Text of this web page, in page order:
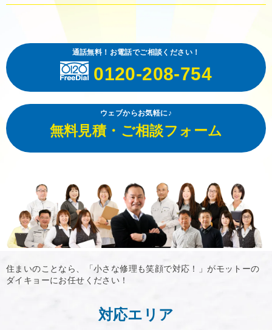
通話無料！お電話でご相談ください！
0120-208-754
ウェブからお気軽に♪
無料見積・ご相談フォーム
住まいのことなら、「小さな修理も笑顔で対応！」がモットーの
ダイキョーにお任せください！
対応エリア